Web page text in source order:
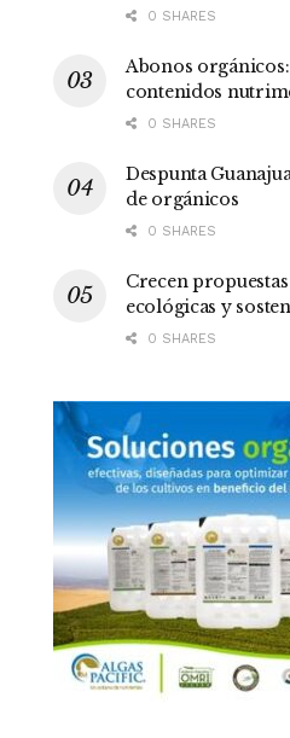
0 SHARES
Abonos
contenidos
0 SHARES
Despunta
de orgánicos
0 SHARES
Crecen
ecológicas y
0 SHARES